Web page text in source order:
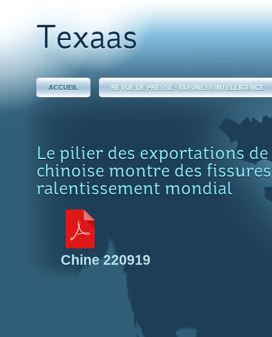
Texaas
ACCUEIL REVUE DE PRESSE - BUSINESS INTELLIGENCE
Le pilier des exportations de
chinoise montre des
ralentissement mondial
Chine 220919